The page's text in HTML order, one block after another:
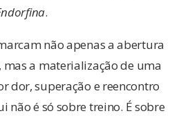
.
não apenas a abertura
mas a materialização de uma
dor, superação e reencontro
não é só sobre treino. É sobre